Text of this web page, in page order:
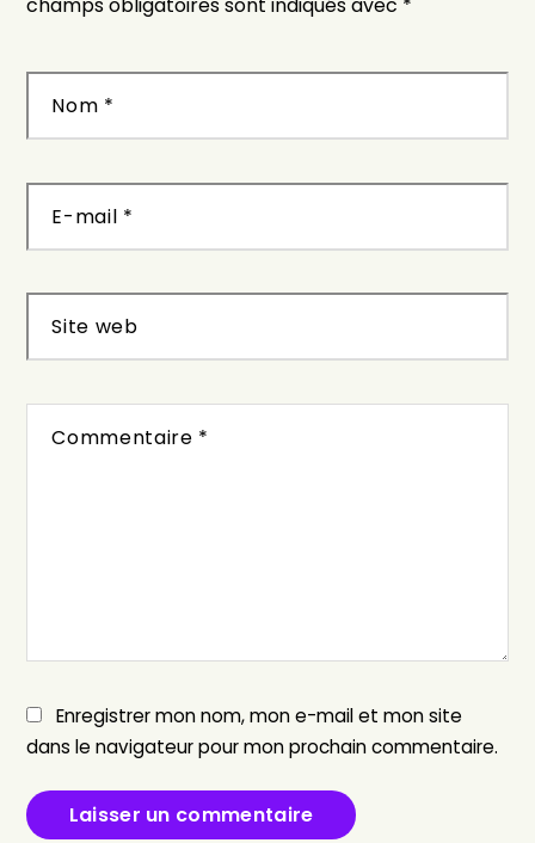
Commentaire *
Nom *
E-mail *
Site web
Enregistrer mon nom, mon e-mail et mon site
dans le navigateur pour mon prochain commentaire.